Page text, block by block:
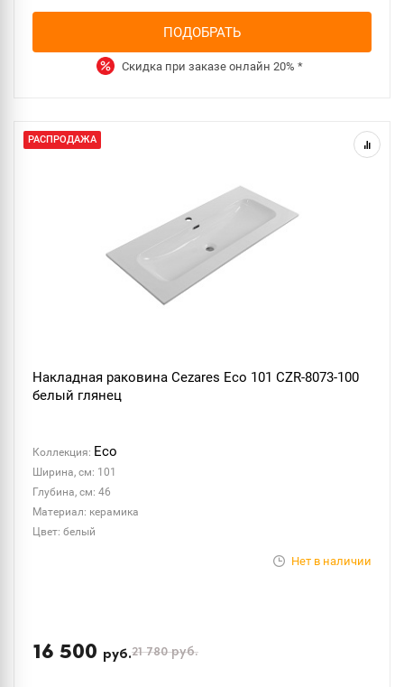
ПОДОБРАТЬ
Скидка при заказе онлайн 20% *
РАСПРОДАЖА
Накладная раковина Cezares Eco 101 CZR-8073-100
белый глянец
Коллекция: Eco
Ширина, см: 101
Глубина, см: 46
Материал: керамика
Цвет: белый
Нет в наличии
16 500 руб.21 780руб.